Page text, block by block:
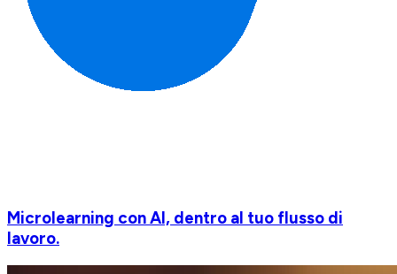
Microlearning con AI, dentro al tuo flusso di
lavoro.